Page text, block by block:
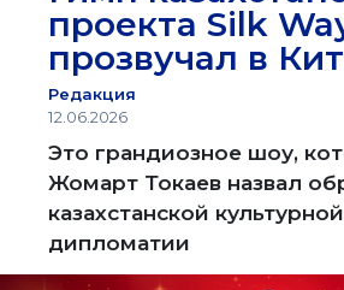
проекта Silk
прозвучал в
Редакция
12.06.2026
Это грандиозное шоу,
Жомарт Токаев назвал
казахстанской культурной
дипломатии